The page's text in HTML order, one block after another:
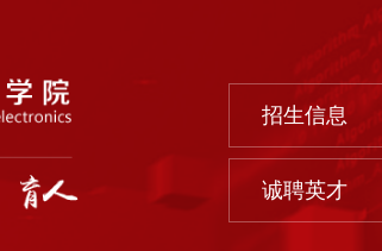
招生信息
诚聘英才